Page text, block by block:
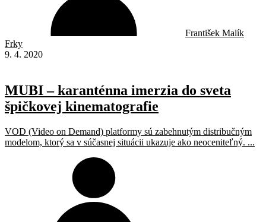
František Malík
Frky
9. 4. 2020
MUBI – karanténna imerzia do sveta
špičkovej kinematografie
VOD (Video on Demand) platformy sú zabehnutým distribučným
modelom, ktorý sa v súčasnej situácii ukazuje ako neoceniteľný. ...